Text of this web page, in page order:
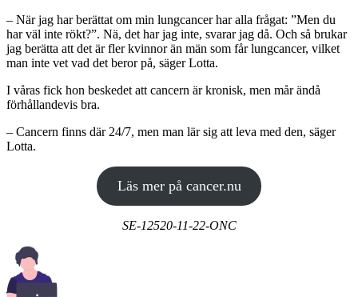
– När jag har berättat om min lungcancer har alla frågat: ”Men du
har väl inte rökt?”. Nä, det har jag inte, svarar jag då. Och så brukar
jag berätta att det är fler kvinnor än män som får lungcancer, vilket
man inte vet vad det beror på, säger Lotta.
I våras fick hon beskedet att cancern är kronisk, men mår ändå
förhållandevis bra.
– Cancern finns där 24/7, men man lär sig att leva med den, säger
Lotta.
Läs mer på cancer.nu
SE-12520-11-22-ONC